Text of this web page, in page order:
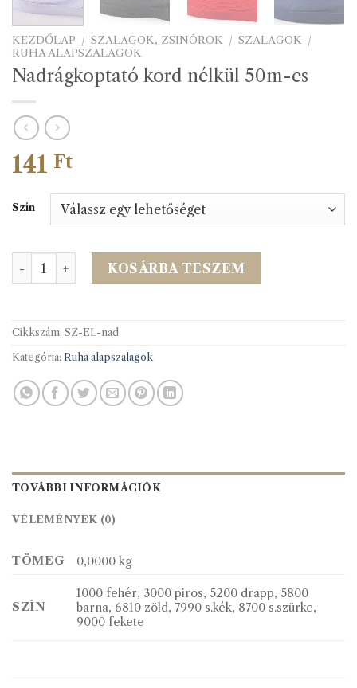
KEZDŐLAP / SZALAGOK, ZSINÓROK / SZALAGOK /
RUHA ALAPSZALAGOK
Nadrágkoptató kord nélkül 50m-es
141 Ft
Szín
Nadrágkoptató kord nélkül 50m-es mennyiség
KOSÁRBA TESZEM
Cikkszám: SZ-EL-nad
Kategória: Ruha alapszalagok
TOVÁBBI INFORMÁCIÓK
VÉLEMÉNYEK (0)
TÖMEG 0,0000 kg
SZÍN
1000 fehér, 3000 piros, 5200 drapp, 5800
barna, 6810 zöld, 7990 s.kék, 8700 s.szürke,
9000 fekete